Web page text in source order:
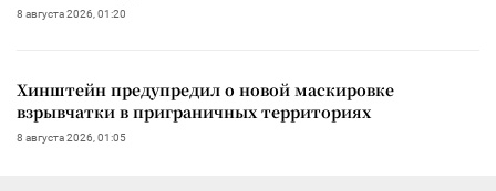
8 августа 2026, 01:20
Хинштейн предупредил о новой маскировке
взрывчатки в приграничных территориях
8 августа 2026, 01:05